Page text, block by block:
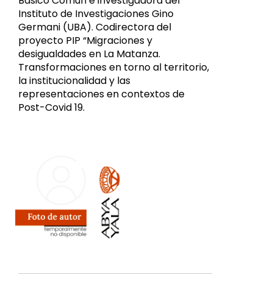
Instituto de Investigaciones Gino
Germani (UBA). Codirectora del
proyecto PIP “Migraciones y
desigualdades en La Matanza.
Transformaciones en torno al territorio,
la institucionalidad y las
representaciones en contextos de
Post-Covid 19.